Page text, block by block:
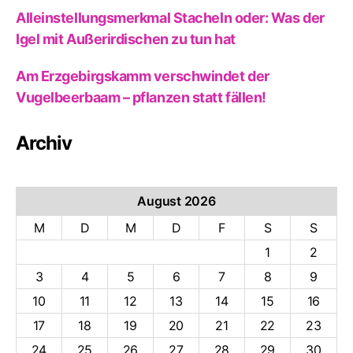
Alleinstellungsmerkmal Stacheln oder: Was der
Igel mit Außerirdischen zu tun hat
Am Erzgebirgskamm verschwindet der
Vugelbeerbaam – pflanzen statt fällen!
Archiv
August 2026
M
D M D F S
S
1
2
3
4 5 6 7 8
9
10
11 12 13 14 15
16
17
18 19 20 21 22
23
24
25 26 27 28 29 30